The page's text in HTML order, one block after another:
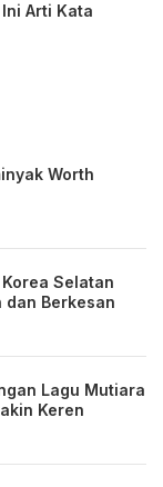
Arti Kata
Worth
Selatan
dan Berkesan
Lagu Mutiara
Keren